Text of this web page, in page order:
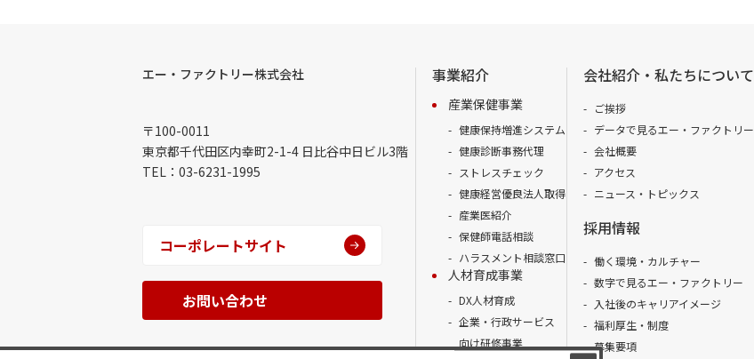
エー・ファクトリー株式会社
〒100-0011
東京都千代田区内幸町2-1-4 日比谷中日ビル3階
TEL：03-6231-1995
コーポレートサイト
お問い合わせ
事業紹介
産業保健事業
健康保持増進システム
健康診断事務代理
ストレスチェック
健康経営優良法人取得
産業医紹介
保健師電話相談
ハラスメント相談窓口
人材育成事業
DX人材育成
企業・行政サービス
向け研修事業
会社紹介・私たちについて
ご挨拶
データで見るエー・ファクトリー
会社概要
アクセス
ニュース・トピックス
採用情報
働く環境・カルチャー
数字で見るエー・ファクトリー
入社後のキャリアイメージ
福利厚生・制度
募集要項